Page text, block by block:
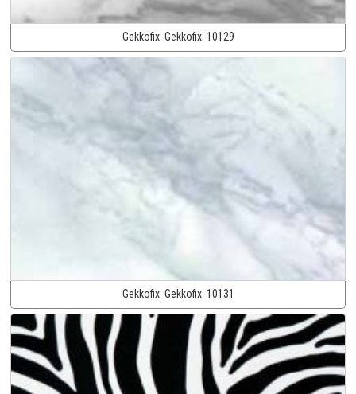
Gekkofix: Gekkofix: 10129
Gekkofix: Gekkofix: 10131